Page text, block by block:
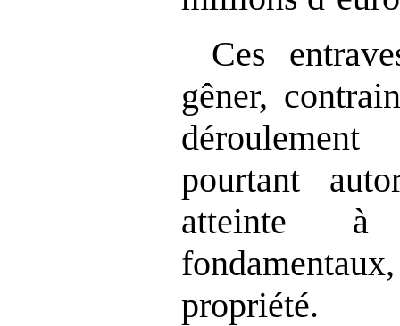
Ces
gêner,
déroulement
pourtant
atteinte à
propriété.